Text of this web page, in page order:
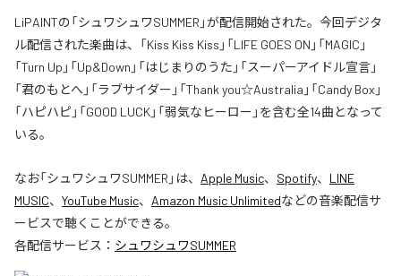
LiPAINTの「シュワシュワSUMMER」が配信開始された。今回デジタ
ル配信された楽曲は、「Kiss Kiss Kiss」「LIFE GOES ON」「MAGIC」
「Turn Up」「Up&Down」「はじまりのうた」「スーパーアイドル宣言」
「君のもとへ」「ラブサイダー」「Thank you☆Australia」「Candy Box」
「ハピハピ」「GOOD LUCK」「弱気なヒーロー」を含む全14曲となって
いる。
なお「シュワシュワSUMMER 」は、 Apple Music、 Spotify、 LINE
MUSIC、 YouTube Music、 Amazon Music Unlimitedなどの音楽配信サ
ービスで聴くことができる。
各配信サービス： シュワシュワSUMMER